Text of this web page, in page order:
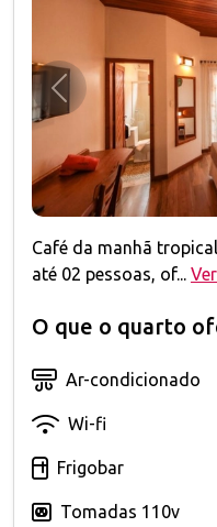
Anterior
Café da manhã
até 02 pessoas, of...
O que o quarto
Ar-condicionado
Wi-fi
Frigobar
Tomadas 110v